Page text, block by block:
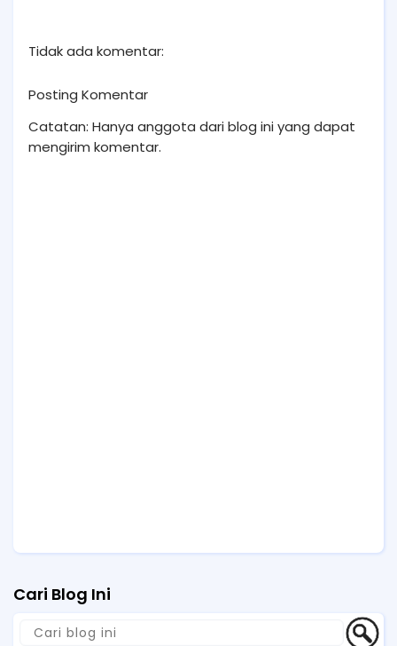
Tidak ada komentar:
Posting Komentar
Catatan: Hanya anggota dari blog ini yang dapat
mengirim komentar.
Cari Blog Ini